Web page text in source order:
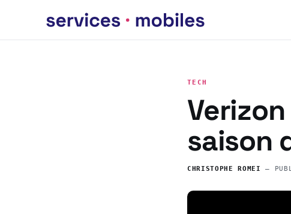
TECH
saison
CHRISTOPHE ROMEI —